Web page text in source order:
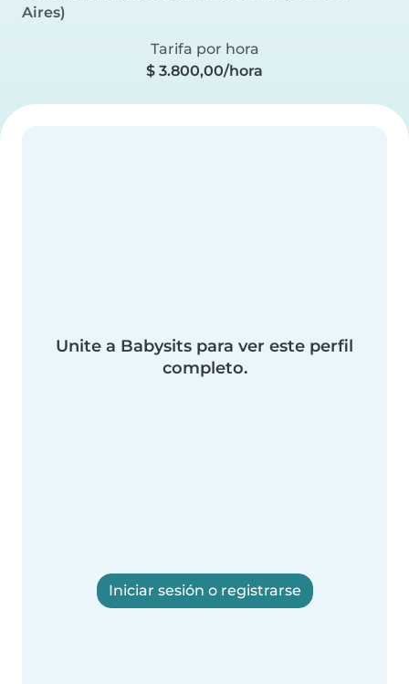
Aires)
Tarifa por hora
$ 3.800,00/hora
Unite a Babysits para ver este perfil
completo.
Iniciar sesión o registrarse